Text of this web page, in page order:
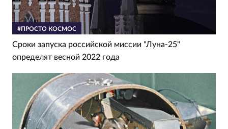
#ПРОСТО КОСМОС
Сроки запуска российской миссии "Луна-25"
определят весной 2022 года